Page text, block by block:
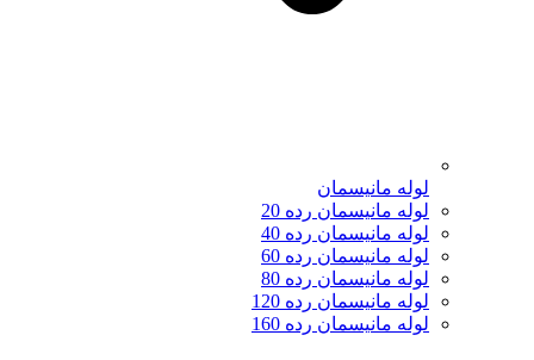
لوله مانیسمان
لوله مانیسمان رده 20
لوله مانیسمان رده 40
لوله مانیسمان رده 60
لوله مانیسمان رده 80
لوله مانیسمان رده 120
لوله مانیسمان رده 160